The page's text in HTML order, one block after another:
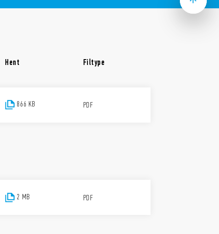
RS485 interface
Hent Filtype
866 KB PDF
2 MB PDF